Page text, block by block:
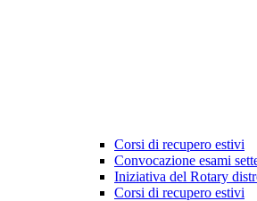
Corsi di recupero estivi
Convocazione esami
Iniziativa del Rotary
Corsi di recupero estivi